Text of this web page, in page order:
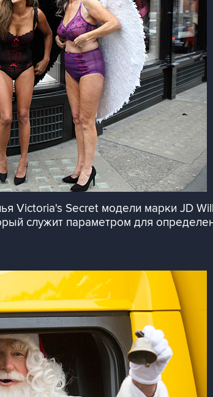
Victoria's Secret модели марки JD
служит параметром для